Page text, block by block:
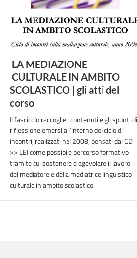
LA MEDIAZIONE
CULTURALE IN AMBITO
SCOLASTICO | gli atti del
corso
Il fascicolo raccoglie i contenuti e gli spunti di
riflessione emersi all’interno del ciclo di
incontri, realizzati nel 2008, pensati dal CD
>> LEI come possibile percorso formativo
tramite cui sostenere e agevolare il lavoro
del mediatore e della mediatrice linguistico
culturale in ambito scolastico.